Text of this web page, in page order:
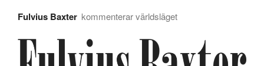
Fulvius Baxter kommenterar världsläget